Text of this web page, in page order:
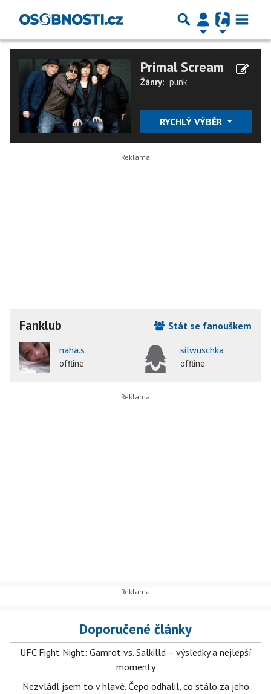
Primal Scream
Žánry: punk
RYCHLÝ VÝBĚR
Fanklub
Stát se fanouškem
naha.s
offline
silwuschka
offline
Doporučené články
UFC Fight Night: Gamrot vs. Salkilld – výsledky a nejlepší
momenty
Nezvládl jsem to v hlavě. Čepo odhalil, co stálo za jeho